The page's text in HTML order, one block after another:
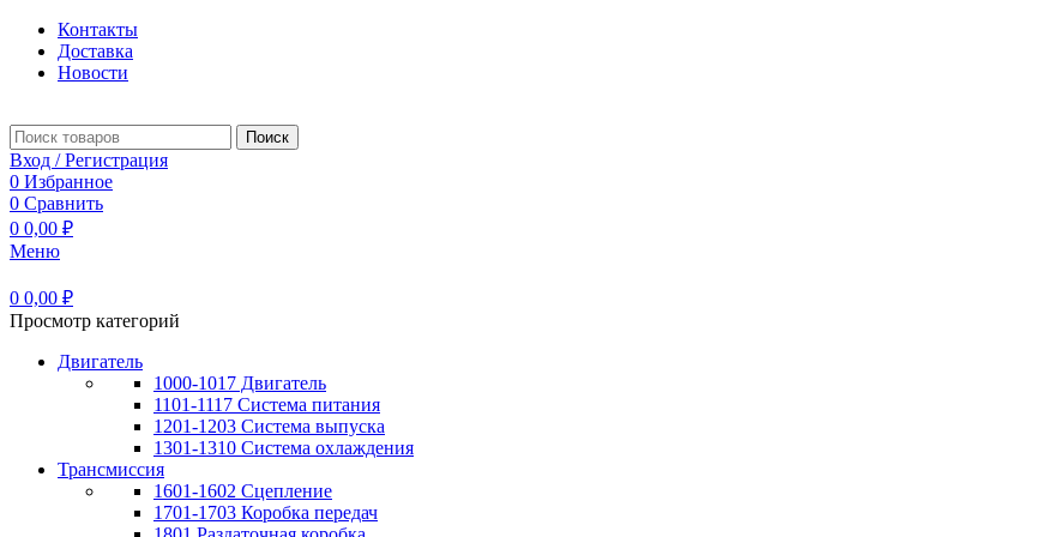
Контакты
Доставка
Новости
Поиск
Вход / Регистрация
0 Избранное
0 Сравнить
0 0,00 ₽
Меню
0 0,00 ₽
Просмотр категорий
Двигатель
1000-1017 Двигатель
1101-1117 Система питания
1201-1203 Система выпуска
1301-1310 Система охлаждения
Трансмиссия
1601-1602 Сцепление
1701-1703 Коробка передач